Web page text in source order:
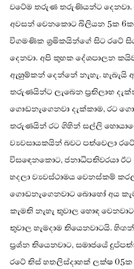
වටේම තරුණ තරුණියන්ට දෙනවා.
අවසන් වෙනකොට බිලියන 5ක 6ක
විගමණික ශ්‍රමිකයින්ගේ සිට රටේ
දෙනවා. අපි කුහක දේශපාලන
ඇහුම්කන් දෙන්නේ නැහැ. හැබැයි
තරුණයින්ට ලැබෙන ප්‍රතිලාභ
ගොඩනැගෙනවා දැක්කාම, රට
තරුණයින් රට ගිහින් සල්ලි
ව්‍යවසායකයින් බවට පත්වෙලා
විසඳෙනකොට, ජනාධිපතිවරයා
හදලා ව්‍යවස්ථාමය වෙනස්කම්
ගොඩනැගෙනවාට බොහෝ අය
කැමති නැහැ තුවාල හොඳ
තුවාල හැමදාම තියෙනවාටයි.
ප්‍රශ්න තියෙනවාට, සමාජයේ
රටේ තිස් හතලිස්දාහක් ලක්ෂ 05ක